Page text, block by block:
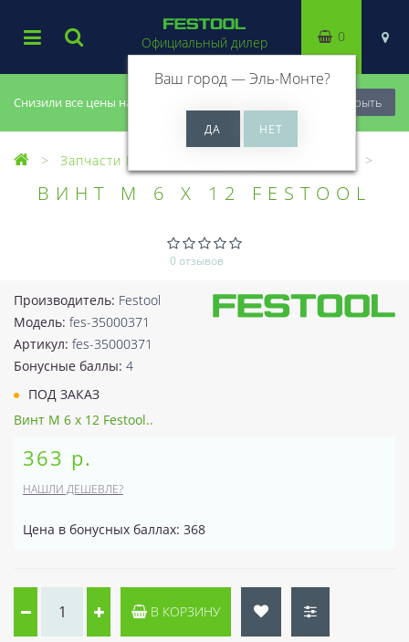
Снизили все цены на 20%, успей купить! Закрыть
Официальный дилер
Ваш город —Эль-Монте?
0
Запчасти Festool
ВИНТ M 6 X 12 FESTOOL
0 отзывов
Производитель: Festool
Модель: fes-35000371
Артикул: fes-35000371
Бонусные баллы: 4
ПОД ЗАКАЗ
Винт M 6 x 12 Festool..
363 р.
НАШЛИ ДЕШЕВЛЕ?
Цена в бонусных баллах: 368
В КОРЗИНУ